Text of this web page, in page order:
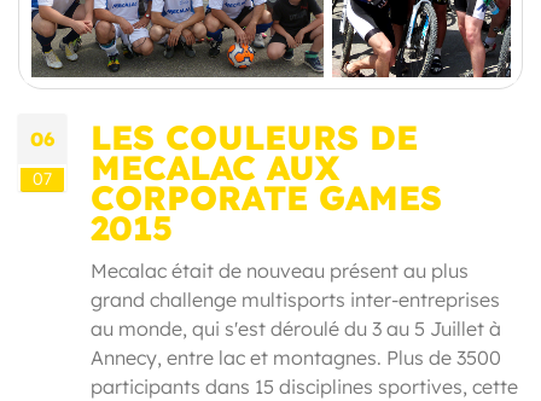
06
07
LES COULEURS DE
MECALAC AUX
CORPORATE GAMES
2015
Mecalac était de nouveau présent au plus
grand challenge multisports inter-entreprises
au monde, qui s'est déroulé du 3 au 5 Juillet à
Annecy, entre lac et montagnes. Plus de 3500
participants dans 15 disciplines sportives, cette